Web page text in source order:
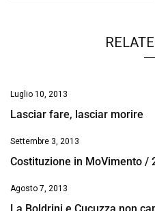
Luglio 10, 2013
Lasciar fare, lasciar morire
Settembre 3, 2013
Costituzione in MoVimento /
Agosto 7, 2013